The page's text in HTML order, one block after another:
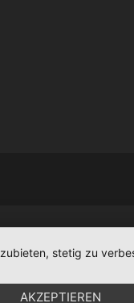
stetig zu
AKZEPTIEREN